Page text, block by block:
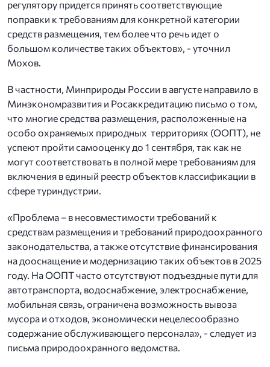
регулятору придется принять соответствующие
поправки к требованиям для конкретной категории
средств размещения, тем более что речь идет о
большом количестве таких объектов», - уточнил
Мохов.
В частности, Минприроды России в августе направило в
Минэкономразвития и Росаккредитацию письмо о том,
что многие средства размещения, расположенные на
особо охраняемых природных территориях (ООПТ), не
успеют пройти самооценку до 1 сентября, так как не
могут соответствовать в полной мере требованиям для
включения в единый реестр объектов классификации в
сфере туриндустрии.
«Проблема – в несовместимости требований к
средствам размещения и требований природоохранного
законодательства, а также отсутствие финансирования
на дооснащение и модернизацию таких объектов в 2025
году. На ООПТ часто отсутствуют подъездные пути для
автотранспорта, водоснабжение, электроснабжение,
мобильная связь, ограничена возможность вывоза
мусора и отходов, экономически нецелесообразно
содержание обслуживающего персонала», - следует из
письма природоохранного ведомства.